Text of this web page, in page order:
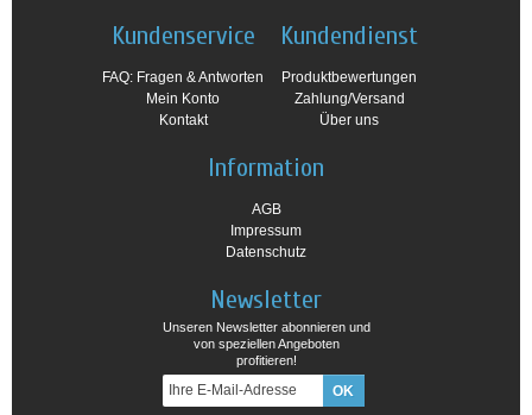
Kundenservice
FAQ: Fragen & Antworten
Mein Konto
Kontakt
Kundendienst
Produktbewertungen
Zahlung/Versand
Über uns
Information
AGB
Impressum
Datenschutz
Newsletter
Unseren Newsletter abonnieren und
von speziellen Angeboten
profitieren!